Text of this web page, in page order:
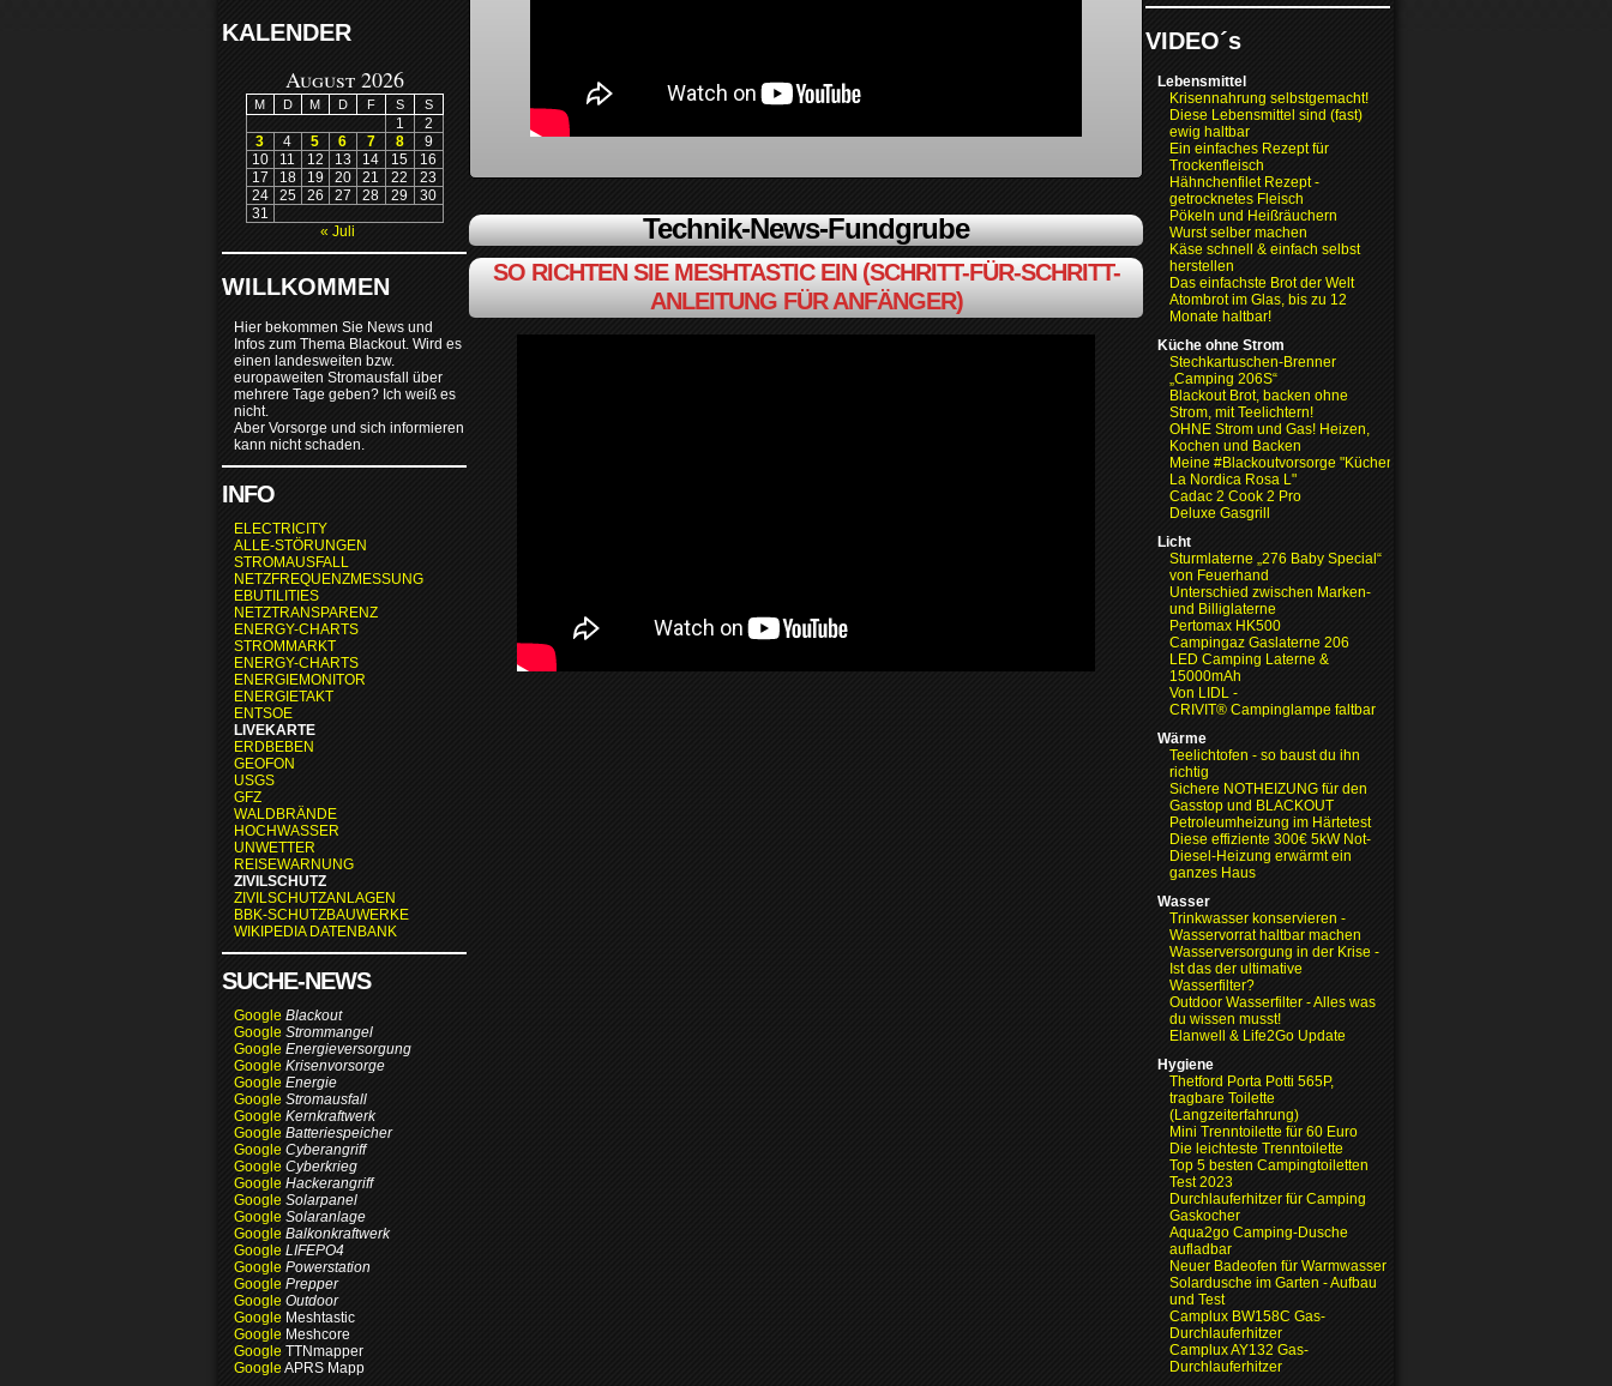
KALENDER
August 2026
M D M D F S S
1
2
3
4 5 6 7 8
9
10
11 12 13 14 15
16
17
18 19 20 21 22
23
24
25 26 27 28 29
30
31
« Juli
WILLKOMMEN
Hier bekommen Sie News und
Infos zum Thema Blackout. Wird es
einen landesweiten bzw.
europaweiten Stromausfall über
mehrere Tage geben? Ich weiß es
nicht.
Aber Vorsorge und sich informieren
kann nicht schaden.
INFO
ELECTRICITY
ALLE-STÖRUNGEN
STROMAUSFALL
NETZFREQUENZMESSUNG
EBUTILITIES
NETZTRANSPARENZ
ENERGY-CHARTS
STROMMARKT
ENERGY-CHARTS
ENERGIEMONITOR
ENERGIETAKT
ENTSOE
LIVEKARTE
ERDBEBEN
GEOFON
USGS
GFZ
WALDBRÄNDE
HOCHWASSER
UNWETTER
REISEWARNUNG
ZIVILSCHUTZ
ZIVILSCHUTZANLAGEN
BBK-SCHUTZBAUWERKE
WIKIPEDIA DATENBANK
SUCHE-NEWS
Google Blackout
Google Strommangel
Google Energieversorgung
Google Krisenvorsorge
Google Energie
Google Stromausfall
Google Kernkraftwerk
Google Batteriespeicher
Google Cyberangriff
Google Cyberkrieg
Google Hackerangriff
Google Solarpanel
Google Solaranlage
Google Balkonkraftwerk
Google LIFEPO4
Google Powerstation
Google Prepper
Google Outdoor
Google Meshtastic
Google Meshcore
Google TTNmapper
Google APRS Mapp
Technik-News-Fundgrube
SO RICHTEN SIE MESHTASTIC EIN (SCHRITT-FÜR-SCHRITT-
ANLEITUNG FÜR ANFÄNGER)
VIDEO´s
Lebensmittel
Krisennahrung selbstgemacht!
Diese Lebensmittel sind (fast)
ewig haltbar
Ein einfaches Rezept für
Trockenfleisch
Hähnchenfilet Rezept -
getrocknetes Fleisch
Pökeln und Heißräuchern
Wurst selber machen
Käse schnell & einfach selbst
herstellen
Das einfachste Brot der Welt
Atombrot im Glas, bis zu 12
Monate haltbar!
Küche ohne Strom
Stechkartuschen-Brenner
„Camping 206S“
Blackout Brot, backen ohne
Strom, mit Teelichtern!
OHNE Strom und Gas! Heizen,
Kochen und Backen
Meine #Blackoutvorsorge "Küchenofen
La Nordica Rosa L"
Cadac 2 Cook 2 Pro
Deluxe Gasgrill
Licht
Sturmlaterne „276 Baby Special“
von Feuerhand
Unterschied zwischen Marken-
und Billiglaterne
Pertomax HK500
Campingaz Gaslaterne 206
LED Camping Laterne &
15000mAh
Von LIDL -
CRIVIT® Campinglampe faltbar
Wärme
Teelichtofen - so baust du ihn
richtig
Sichere NOTHEIZUNG für den
Gasstop und BLACKOUT
Petroleumheizung im Härtetest
Diese effiziente 300€ 5kW Not-
Diesel-Heizung erwärmt ein
ganzes Haus
Wasser
Trinkwasser konservieren -
Wasservorrat haltbar machen
Wasserversorgung in der Krise -
Ist das der ultimative
Wasserfilter?
Outdoor Wasserfilter - Alles was
du wissen musst!
Elanwell & Life2Go Update
Hygiene
Thetford Porta Potti 565P,
tragbare Toilette
(Langzeiterfahrung)
Mini Trenntoilette für 60 Euro
Die leichteste Trenntoilette
Top 5 besten Campingtoiletten
Test 2023
Durchlauferhitzer für Camping
Gaskocher
Aqua2go Camping-Dusche
aufladbar
Neuer Badeofen für Warmwasser
Solardusche im Garten - Aufbau
und Test
Camplux BW158C Gas-
Durchlauferhitzer
Camplux AY132 Gas-
Durchlauferhitzer